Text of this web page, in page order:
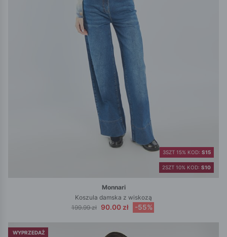
2SZT 10% KOD: S10
3SZT 15% KOD: S15
Monnari
Koszula damska z wiskozą
199.99 zł 90.00 zł -55%
WYPRZEDAŻ